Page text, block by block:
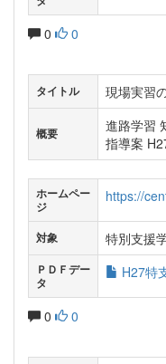
0 0
タイトル 現場実習
概要
進路学習
指導案
ホームペー
ジ
https://
対象 特別支援
ＰＤＦデー
タ
H27特
0 0